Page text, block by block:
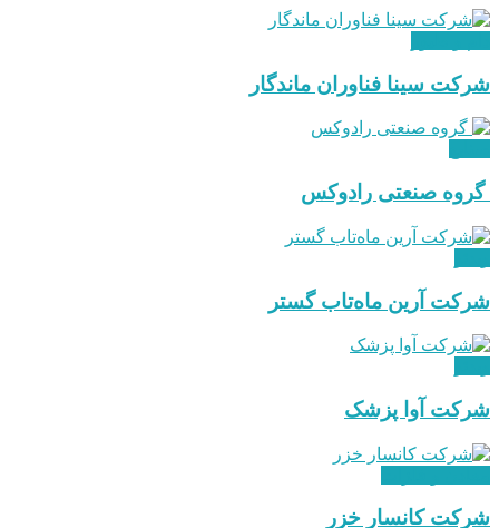
شرکت سینا فناوران ماندگار
گروه صنعتی رادوکس
شرکت آرین ماه‌تاب گستر
شرکت آوا پزشک
شرکت کانسار خزر